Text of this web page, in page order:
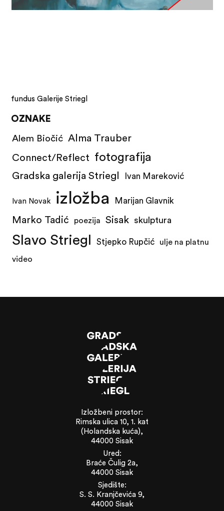
fundus Galerije Striegl
OZNAKE
Alem Biočić Alma Trauber
Connect/Reflect fotografija
Gradska galerija Striegl Ivan Mareković
Ivan Novak izložba Marijan Glavnik
Marko Tadić poezija Sisak skulptura
Slavo Striegl Stjepko Rupčić ulje na platnu
video
Izložbeni prostor:
Rimska ulica 10, 1. kat
(Holandska kuća),
44000 Sisak
Ured:
Braće Čulig 2a,
44000 Sisak
Sjedište:
S. S. Kranjčevića 9,
44000 Sisak